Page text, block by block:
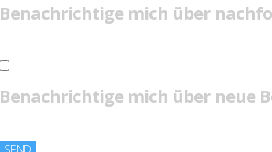
Benachrichtige mich über
Benachrichtige mich über neue